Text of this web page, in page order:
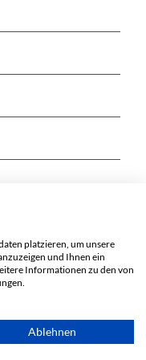
platzieren, um unsere
und Ihnen ein
Informationen zu den von
Ablehnen